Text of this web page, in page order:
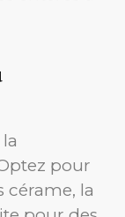
pour
cérame, la